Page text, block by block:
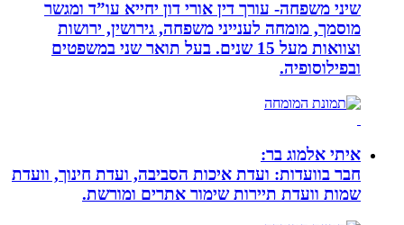
שיני משפחה- עורך דין אורי דון יחייא עו”ד ומגשר
מוסמך, מומחה לענייני משפחה, גירושין, ירושות
וצוואות מעל 15 שנים. בעל תואר שני במשפטים
ובפילוסופיה.
איתי אלמוג בר:
חבר בוועדות: ועדת איכות הסביבה, ועדת חינוך, וועדת
שמות וועדת תיירות שימור אתרים ומורשת.